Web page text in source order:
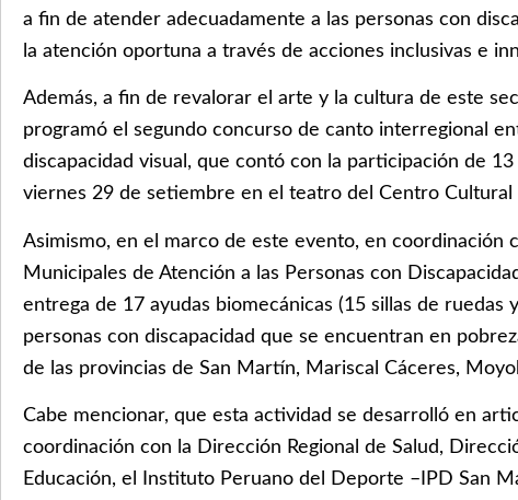
a fin de atender adecuadamente a las personas con
la atención oportuna a través de acciones inclusivas e
Además, a fin de revalorar el arte y la cultura de este
programó el segundo concurso de canto interregional
discapacidad visual, que contó con la participación de 13
viernes 29 de setiembre en el teatro del Centro Cultural
Asimismo, en el marco de este evento, en coordinación
Municipales de Atención a las Personas con
entrega de 17 ayudas biomecánicas (15 sillas de ruedas
personas con discapacidad que se encuentran en
de las provincias de San Martín, Mariscal Cáceres,
Cabe mencionar, que esta actividad se desarrolló en
coordinación con la Dirección Regional de Salud,
Educación, el Instituto Peruano del Deporte –IPD San